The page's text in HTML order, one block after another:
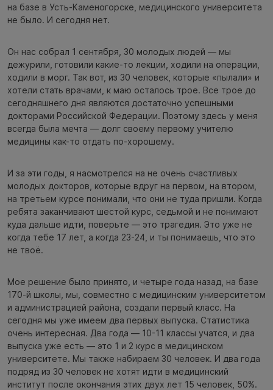
на базе в Усть-Каменогорске, медицинского университета
не было. И сегодня нет.
Он нас собрал 1 сентября, 30 молодых людей — мы
дежурили, готовили какие-то лекции, ходили на операции,
ходили в морг. Так вот, из 30 человек, которые «пылали» и
хотели стать врачами, к маю осталось трое. Все трое до
сегодняшнего дня являются достаточно успешными
докторами Российской Федерации. Поэтому здесь у меня
всегда была мечта — долг своему первому учителю
медицины как-то отдать по-хорошему.
И за эти годы, я насмотрелся на не очень счастливых
молодых докторов, которые вдруг на первом, на втором,
на третьем курсе понимали, что они не туда пришли. Когда
ребята заканчивают шестой курс, седьмой и не понимают
куда дальше идти, поверьте — это трагедия. Это уже не
когда тебе 17 лет, а когда 23-24, и ты понимаешь, что это
не твоё.
Мое решение было принято, и четыре года назад, на базе
170-й школы, мы, совместно с медицинским университетом
и администрацией района, создали первый класс. На
сегодня мы уже имеем два первых выпуска. Статистика
очень интересная. Два года — 10-11 классы учатся, и два
выпуска уже есть — это 1 и 2 курс в медицинском
университете. Мы также набираем 30 человек. И два года
подряд из 30 человек не хотят идти в медицинский
институт после окончания этих двух лет 15 человек, 50%.